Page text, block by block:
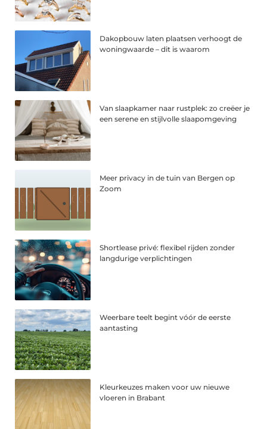
Dakopbouw laten plaatsen verhoogt de
woningwaarde – dit is waarom
Van slaapkamer naar rustplek: zo creëer je
een serene en stijlvolle slaapomgeving
Meer privacy in de tuin van Bergen op
Zoom
Shortlease privé: flexibel rijden zonder
langdurige verplichtingen
Weerbare teelt begint vóór de eerste
aantasting
Kleurkeuzes maken voor uw nieuwe
vloeren in Brabant